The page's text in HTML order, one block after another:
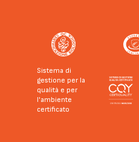
Sistema di
gestione per la
qualità e per
l'ambiente
certificato